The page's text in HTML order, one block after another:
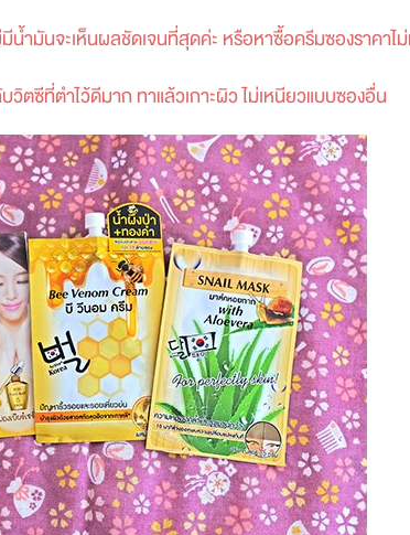
น้ำมันจะเห็นผลชัดเจนที่สุดค่ะ หรือหาซื้อครีมซองราคาไ
วิตซีที่ตำไว้ดีมาก ทาแล้วเกาะผิว ไม่เหนียวแบบซองอื่น